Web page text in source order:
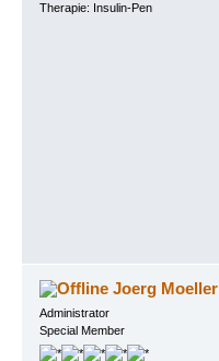
Therapie: Insulin-Pen
Joerg Moeller
Administrator
Special Member